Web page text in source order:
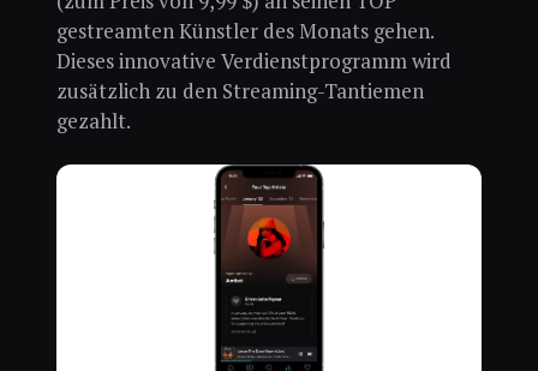
gestreamten Künstler des Monats gehen.
Dieses innovative Verdienstprogramm wird
zusätzlich zu den Streaming-Tantiemen
gezahlt.